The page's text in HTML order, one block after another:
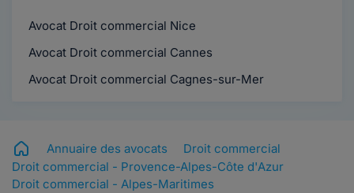
Avocat Droit commercial Nice
Avocat Droit commercial Cannes
Avocat Droit commercial Cagnes-sur-Mer
Annuaire des avocats
Droit commercial
Droit commercial - Provence-Alpes-Côte d'Azur
Droit commercial - Alpes-Maritimes